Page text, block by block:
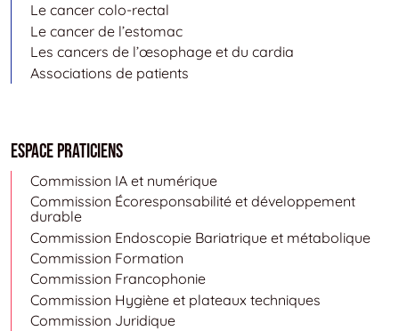
Le cancer colo-rectal
Le cancer de l’estomac
Les cancers de l’œsophage et du cardia
Associations de patients
Espace Praticiens
Commission IA et numérique
Commission Écoresponsabilité et développement
durable
Commission Endoscopie Bariatrique et métabolique
Commission Formation
Commission Francophonie
Commission Hygiène et plateaux techniques
Commission Juridique